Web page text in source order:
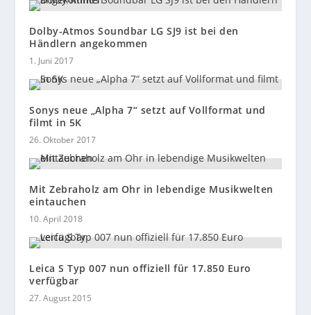
Dolby-Atmos Soundbar LG SJ9 ist bei den
Händlern angekommen
1. Juni 2017
Sonys neue „Alpha 7“ setzt auf Vollformat und
filmt in 5K
26. Oktober 2017
Mit Zebraholz am Ohr in lebendige Musikwelten
eintauchen
10. April 2018
Leica S Typ 007 nun offiziell für 17.850 Euro
verfügbar
27. August 2015